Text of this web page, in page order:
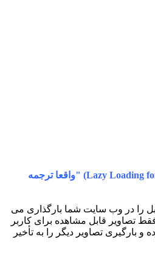
نمایش تصاویر تنبل (Lazy Loading for images) "واقعا ترجمه
تنبل را در وب سایت شما بارگذاری می
تصاویر قابل مشاهده برای کاربر
بارگیری تصاویر دیگر را به تأخیر